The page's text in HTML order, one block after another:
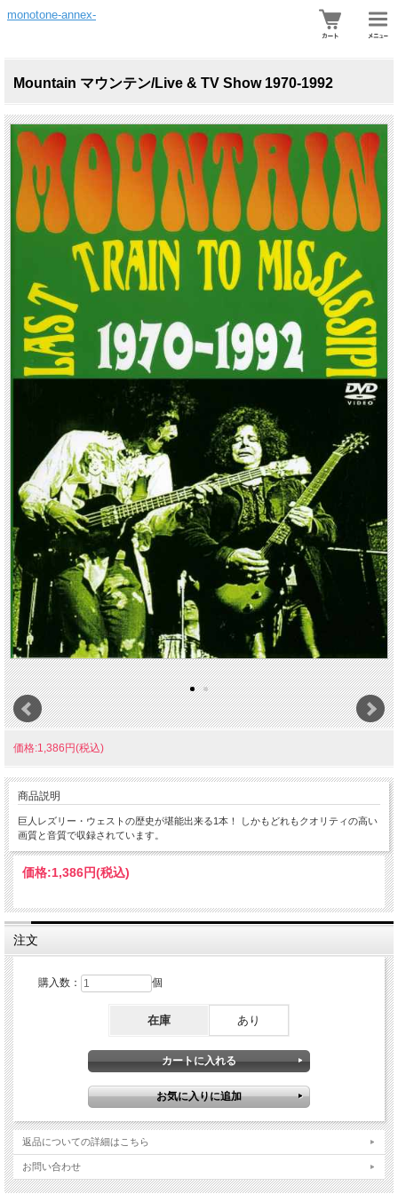
monotone-annex-
Mountain マウンテン/Live & TV Show 1970-1992
価格:1,386円(税込)
商品説明
巨人レズリー・ウェストの歴史が堪能出来る1本！ しかもどれもクオリティの高い
画質と音質で収録されています。
価格:1,386円(税込)
注文
購入数： 個
在庫 あり
返品についての詳細はこちら
お問い合わせ